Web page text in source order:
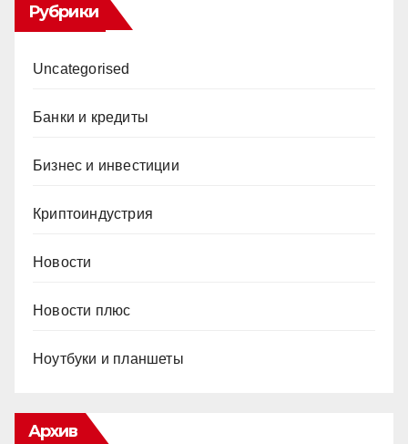
Рубрики
Uncategorised
Банки и кредиты
Бизнес и инвестиции
Криптоиндустрия
Новости
Новости плюс
Ноутбуки и планшеты
Архив